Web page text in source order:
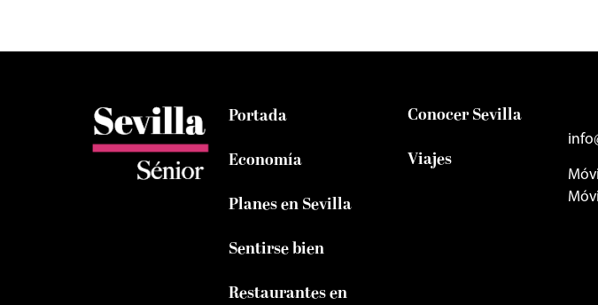
Portada
Economía
Planes en Sevilla
Sentirse bien
Restaurantes en
Conocer Sevilla
Viajes